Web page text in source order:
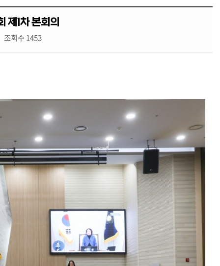
제1차 본회의
조회수 1453